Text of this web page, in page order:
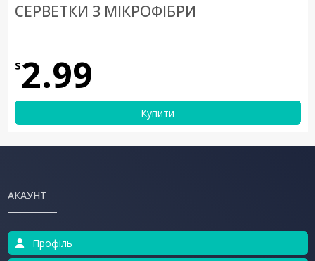
СЕРВЕТКИ З МІКРОФІБРИ
$2.99
Купити
АКАУНТ
Профіль